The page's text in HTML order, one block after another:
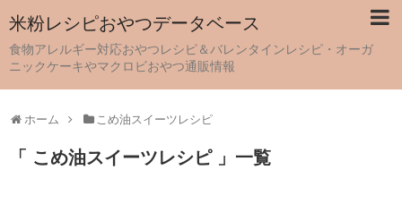
米粉レシピおやつデータベース
食物アレルギー対応おやつレシピ＆バレンタインレシピ・オーガ
ニックケーキやマクロビおやつ通販情報
ホーム こめ油スイーツレシピ
「 こめ油スイーツレシピ 」一覧